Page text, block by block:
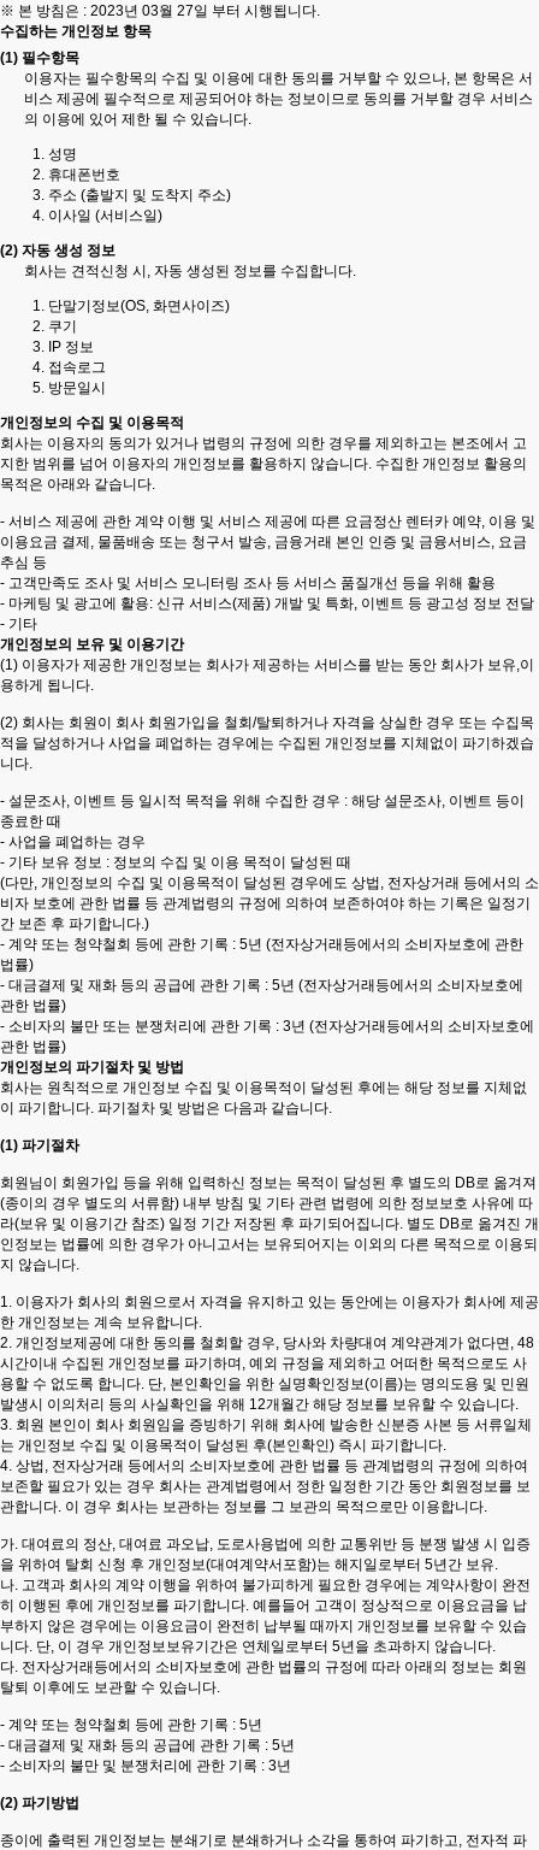
※ 본 방침은 : 2023년 03월 27일 부터 시행됩니다.
수집하는 개인정보 항목
(1) 필수항목
이용자는 필수항목의 수집 및 이용에 대한 동의를 거부할 수 있으나, 본 항목은 서
비스 제공에 필수적으로 제공되어야 하는 정보이므로 동의를 거부할 경우 서비스
의 이용에 있어 제한 될 수 있습니다.
성명
휴대폰번호
주소 (출발지 및 도착지 주소)
이사일 (서비스일)
(2) 자동 생성 정보
회사는 견적신청 시, 자동 생성된 정보를 수집합니다.
단말기정보(OS, 화면사이즈)
쿠기
IP 정보
접속로그
방문일시
개인정보의 수집 및 이용목적
회사는 이용자의 동의가 있거나 법령의 규정에 의한 경우를 제외하고는 본조에서 고
지한 범위를 넘어 이용자의 개인정보를 활용하지 않습니다. 수집한 개인정보 활용의
목적은 아래와 같습니다.
- 서비스 제공에 관한 계약 이행 및 서비스 제공에 따른 요금정산 렌터카 예약, 이용 및
이용요금 결제, 물품배송 또는 청구서 발송, 금융거래 본인 인증 및 금융서비스, 요금
추심 등
- 고객만족도 조사 및 서비스 모니터링 조사 등 서비스 품질개선 등을 위해 활용
- 마케팅 및 광고에 활용: 신규 서비스(제품) 개발 및 특화, 이벤트 등 광고성 정보 전달
- 기타
개인정보의 보유 및 이용기간
(1) 이용자가 제공한 개인정보는 회사가 제공하는 서비스를 받는 동안 회사가 보유,이
용하게 됩니다.
(2) 회사는 회원이 회사 회원가입을 철회/탈퇴하거나 자격을 상실한 경우 또는 수집목
적을 달성하거나 사업을 폐업하는 경우에는 수집된 개인정보를 지체없이 파기하겠습
니다.
- 설문조사, 이벤트 등 일시적 목적을 위해 수집한 경우 : 해당 설문조사, 이벤트 등이
종료한 때
- 사업을 폐업하는 경우
- 기타 보유 정보 : 정보의 수집 및 이용 목적이 달성된 때
(다만, 개인정보의 수집 및 이용목적이 달성된 경우에도 상법, 전자상거래 등에서의 소
비자 보호에 관한 법률 등 관계법령의 규정에 의하여 보존하여야 하는 기록은 일정기
간 보존 후 파기합니다.)
- 계약 또는 청약철회 등에 관한 기록 : 5년 (전자상거래등에서의 소비자보호에 관한
법률)
- 대금결제 및 재화 등의 공급에 관한 기록 : 5년 (전자상거래등에서의 소비자보호에
관한 법률)
- 소비자의 불만 또는 분쟁처리에 관한 기록 : 3년 (전자상거래등에서의 소비자보호에
관한 법률)
개인정보의 파기절차 및 방법
회사는 원칙적으로 개인정보 수집 및 이용목적이 달성된 후에는 해당 정보를 지체없
이 파기합니다. 파기절차 및 방법은 다음과 같습니다.
(1) 파기절차
회원님이 회원가입 등을 위해 입력하신 정보는 목적이 달성된 후 별도의 DB로 옮겨져
(종이의 경우 별도의 서류함) 내부 방침 및 기타 관련 법령에 의한 정보보호 사유에 따
라(보유 및 이용기간 참조) 일정 기간 저장된 후 파기되어집니다. 별도 DB로 옮겨진 개
인정보는 법률에 의한 경우가 아니고서는 보유되어지는 이외의 다른 목적으로 이용되
지 않습니다.
1. 이용자가 회사의 회원으로서 자격을 유지하고 있는 동안에는 이용자가 회사에 제공
한 개인정보는 계속 보유합니다.
2. 개인정보제공에 대한 동의를 철회할 경우, 당사와 차량대여 계약관계가 없다면, 48
시간이내 수집된 개인정보를 파기하며, 예외 규정을 제외하고 어떠한 목적으로도 사
용할 수 없도록 합니다. 단, 본인확인을 위한 실명확인정보(이름)는 명의도용 및 민원
발생시 이의처리 등의 사실확인을 위해 12개월간 해당 정보를 보유할 수 있습니다.
3. 회원 본인이 회사 회원임을 증빙하기 위해 회사에 발송한 신분증 사본 등 서류일체
는 개인정보 수집 및 이용목적이 달성된 후(본인확인) 즉시 파기합니다.
4. 상법, 전자상거래 등에서의 소비자보호에 관한 법률 등 관계법령의 규정에 의하여
보존할 필요가 있는 경우 회사는 관계법령에서 정한 일정한 기간 동안 회원정보를 보
관합니다. 이 경우 회사는 보관하는 정보를 그 보관의 목적으로만 이용합니다.
가. 대여료의 정산, 대여료 과오납, 도로사용법에 의한 교통위반 등 분쟁 발생 시 입증
을 위하여 탈회 신청 후 개인정보(대여계약서포함)는 해지일로부터 5년간 보유.
나. 고객과 회사의 계약 이행을 위하여 불가피하게 필요한 경우에는 계약사항이 완전
히 이행된 후에 개인정보를 파기합니다. 예를들어 고객이 정상적으로 이용요금을 납
부하지 않은 경우에는 이용요금이 완전히 납부될 때까지 개인정보를 보유할 수 있습
니다. 단, 이 경우 개인정보보유기간은 연체일로부터 5년을 초과하지 않습니다.
다. 전자상거래등에서의 소비자보호에 관한 법률의 규정에 따라 아래의 정보는 회원
탈퇴 이후에도 보관할 수 있습니다.
- 계약 또는 청약철회 등에 관한 기록 : 5년
- 대금결제 및 재화 등의 공급에 관한 기록 : 5년
- 소비자의 불만 및 분쟁처리에 관한 기록 : 3년
(2) 파기방법
종이에 출력된 개인정보는 분쇄기로 분쇄하거나 소각을 통하여 파기하고, 전자적 파